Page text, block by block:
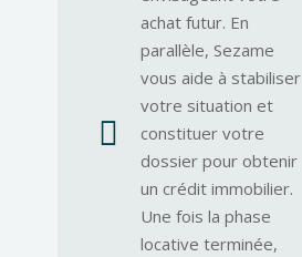

achat futur. En
parallèle, Sezame
vous aide à stabiliser
votre situation et
constituer votre
dossier pour obtenir
un crédit immobilier.
Une fois la phase
locative terminée,